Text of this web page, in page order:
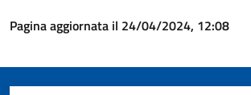
Pagina aggiornata il 24/04/2024, 12:08